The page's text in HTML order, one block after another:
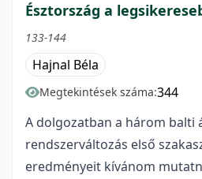
Észtország a
133-144
Hajnal Béla
Megtekintések száma:344
A dolgozatban a három balti
rendszerváltozás első
eredményeit kívánom